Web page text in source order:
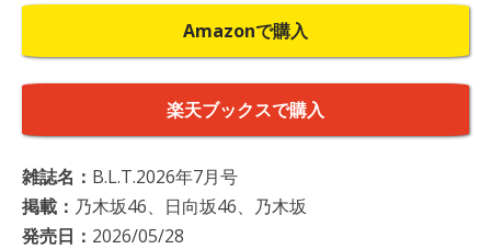
Amazonで購入
楽天ブックスで購入
雑誌名： B.L.T.2026年7月号
掲載： 乃木坂46、日向坂46、乃木坂
発売日： 2026/05/28